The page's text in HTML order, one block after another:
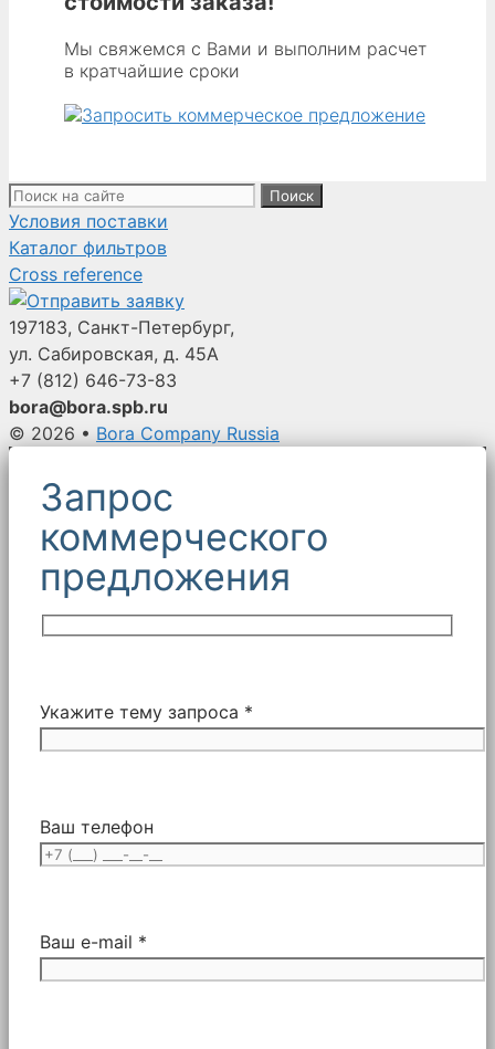
Мы свяжемся с Вами и выполним расчет
в кратчайшие сроки
Поиск:
Условия поставки
Каталог фильтров
Cross reference
197183, Санкт-Петербург,
ул. Сабировская, д. 45А
+7 (812) 646-73-83
bora@bora.spb.ru
© 2026 • Bora Company Russia
Запрос
коммерческого
предложения
Укажите тему запроса *
Ваш телефон
Ваш e-mail *